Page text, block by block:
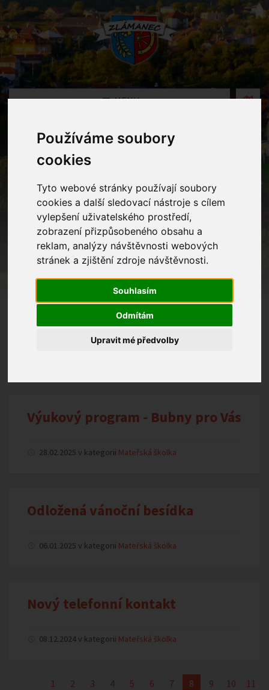
Používáme soubory
cookies
Tyto webové stránky používají soubory
cookies a další sledovací nástroje s cílem
vylepšení uživatelského prostředí,
zobrazení přizpůsobeného obsahu a
reklam, analýzy návštěvnosti webových
stránek a zjištění zdroje návštěvnosti.
Souhlasím
Odmítám
Upravit mé předvolby
MENU
Oznámení MŠ
Home Oznámení MŠ
Předplavecká výuka předškoláků
28.02.2025 v kategoriiMateřská školka
Rodičovská schůzka předškoláků
Výukový program - Bubny pro Vás
28.02.2025 v kategorii Mateřská školka
Odložená vánoční besídka
06.01.2025 v kategorii Mateřská školka
Nový telefonní kontakt
08.12.2024 v kategorii Mateřská školka
1 2 3 4 5 6 7 8 9 10 11